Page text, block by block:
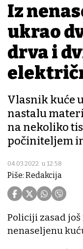
Iz
ukrao
drva i
Vlasnik kuće
nastalu
na nekoliko
počiniteljem
04.03.2022. u 12:58
Piše: Redakcija
Policiji zasad
nenaseljenu